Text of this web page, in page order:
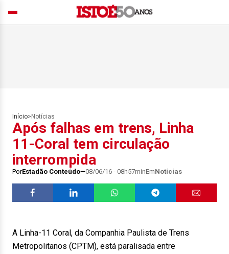
Início> Notícias
Após falhas em trens, Linha
11-Coral tem circulação
interrompida
PorEstadão Conteúdo 08/06/16 - 08h57minEmNotícias
A Linha-11 Coral, da Companhia Paulista de Trens
Metropolitanos (CPTM), está paralisada entre